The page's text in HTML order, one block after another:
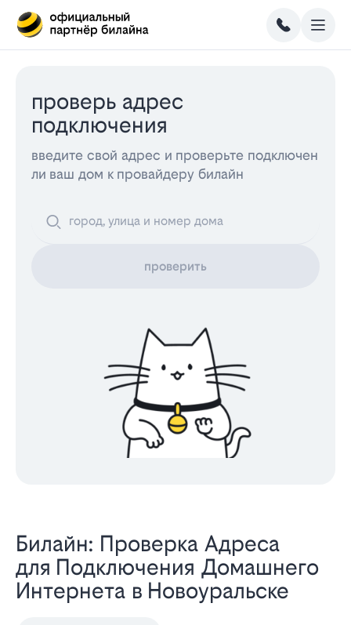
проверь адрес
подключения
введите свой адрес и проверьте подключен
ли ваш дом к провайдеру билайн
проверить
Билайн: Проверка Адреса
для Подключения Домашнего
Интернета в Новоуральске